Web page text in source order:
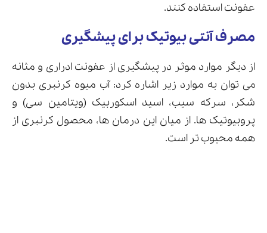
عفونت استفاده کنند.
مصرف آنتی بیوتیک برای پیشگیری
از دیگر موارد موثر در پیشگیری از عفونت ادراری و مثانه
می توان به موارد زیر اشاره کرد: آب میوه کرنبری بدون
شکر، سرکه سیب، اسید اسکوربیک (ویتامین سی) و
پروبیوتیک ها. از میان این درمان ها، محصول کرنبری از
همه محبوب تر است.